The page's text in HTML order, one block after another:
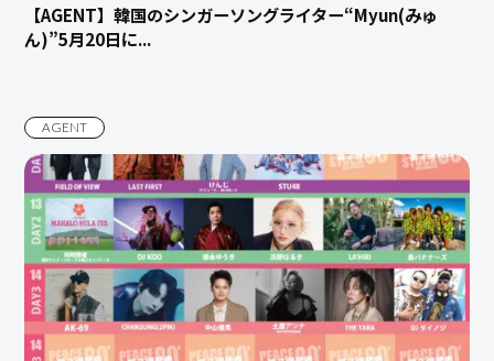
【AGENT】韓国のシンガーソングライター“Myun(みゅ
ん)”5月20日に...
AGENT